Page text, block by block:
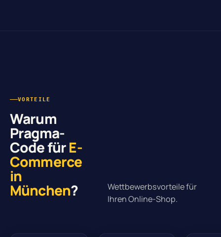
VORTEILE
Warum
Pragma-
Code fürE-
Commerce
in
München?
Wettbewerbsvorteile für
Ihren Online-Shop.